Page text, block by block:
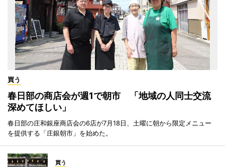
買う
春日部の商店会が週1で朝市 「地域の人同士交流
深めてほしい」
春日部の庄和銀座商店会の6店が7月18日、土曜に朝から限定メニュー
を提供する「庄銀朝市」を始めた。
買う